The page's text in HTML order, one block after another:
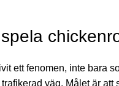
ett fenomen, inte bara
väg. Målet är